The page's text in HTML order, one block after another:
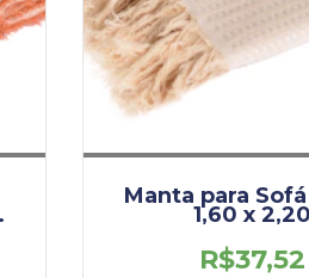
Manta para
1,60 x 2,20
R$37,52